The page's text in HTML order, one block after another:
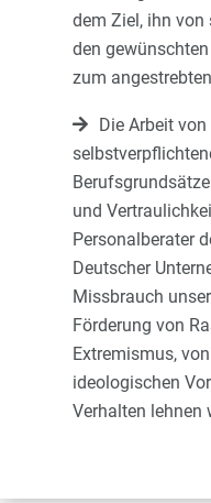
dem Ziel, ihn
den
zum
Die Arbeit
und
Personalberater
Deutscher
Missbrauch
Förderung von
Extremismus,
ideologischen
Verhalten lehnen